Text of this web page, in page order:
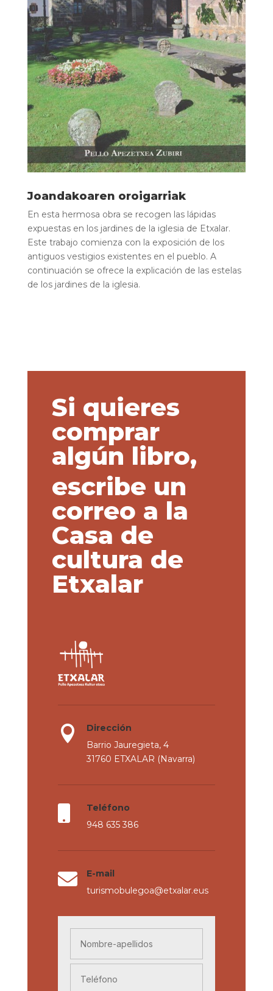
Joandakoaren oroigarriak
En esta hermosa obra se recogen las lápidas
expuestas en los jardines de la iglesia de Etxalar.
Este trabajo comienza con la exposición de los
antiguos vestigios existentes en el pueblo. A
continuación se ofrece la explicación de las estelas
de los jardines de la iglesia.
Si quieres
comprar
algún libro,
escribe un
correo a la
Casa de
cultura de
Etxalar

Dirección
Barrio Jauregieta, 4
31760 ETXALAR (Navarra)
Teléfono
948 635 386

E-mail
turismobulegoa@etxalar.eus